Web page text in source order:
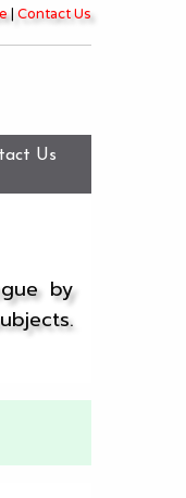
| Contact Us
Us
by